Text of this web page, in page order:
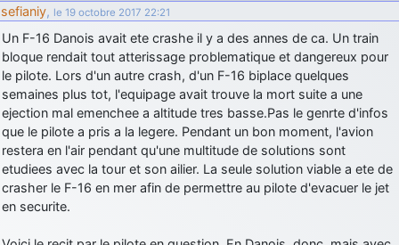
sefianiy, le 19 octobre 2017 22:21
Un F-16 Danois avait ete crashe il y a des annes de ca. Un train
bloque rendait tout atterissage problematique et dangereux pour
le pilote. Lors d'un autre crash, d'un F-16 biplace quelques
semaines plus tot, l'equipage avait trouve la mort suite a une
ejection mal emenchee a altitude tres basse.Pas le genrte d'infos
que le pilote a pris a la legere. Pendant un bon moment, l'avion
restera en l'air pendant qu'une multitude de solutions sont
etudiees avec la tour et son ailier. La seule solution viable a ete de
crasher le F-16 en mer afin de permettre au pilote d'evacuer le jet
en securite.